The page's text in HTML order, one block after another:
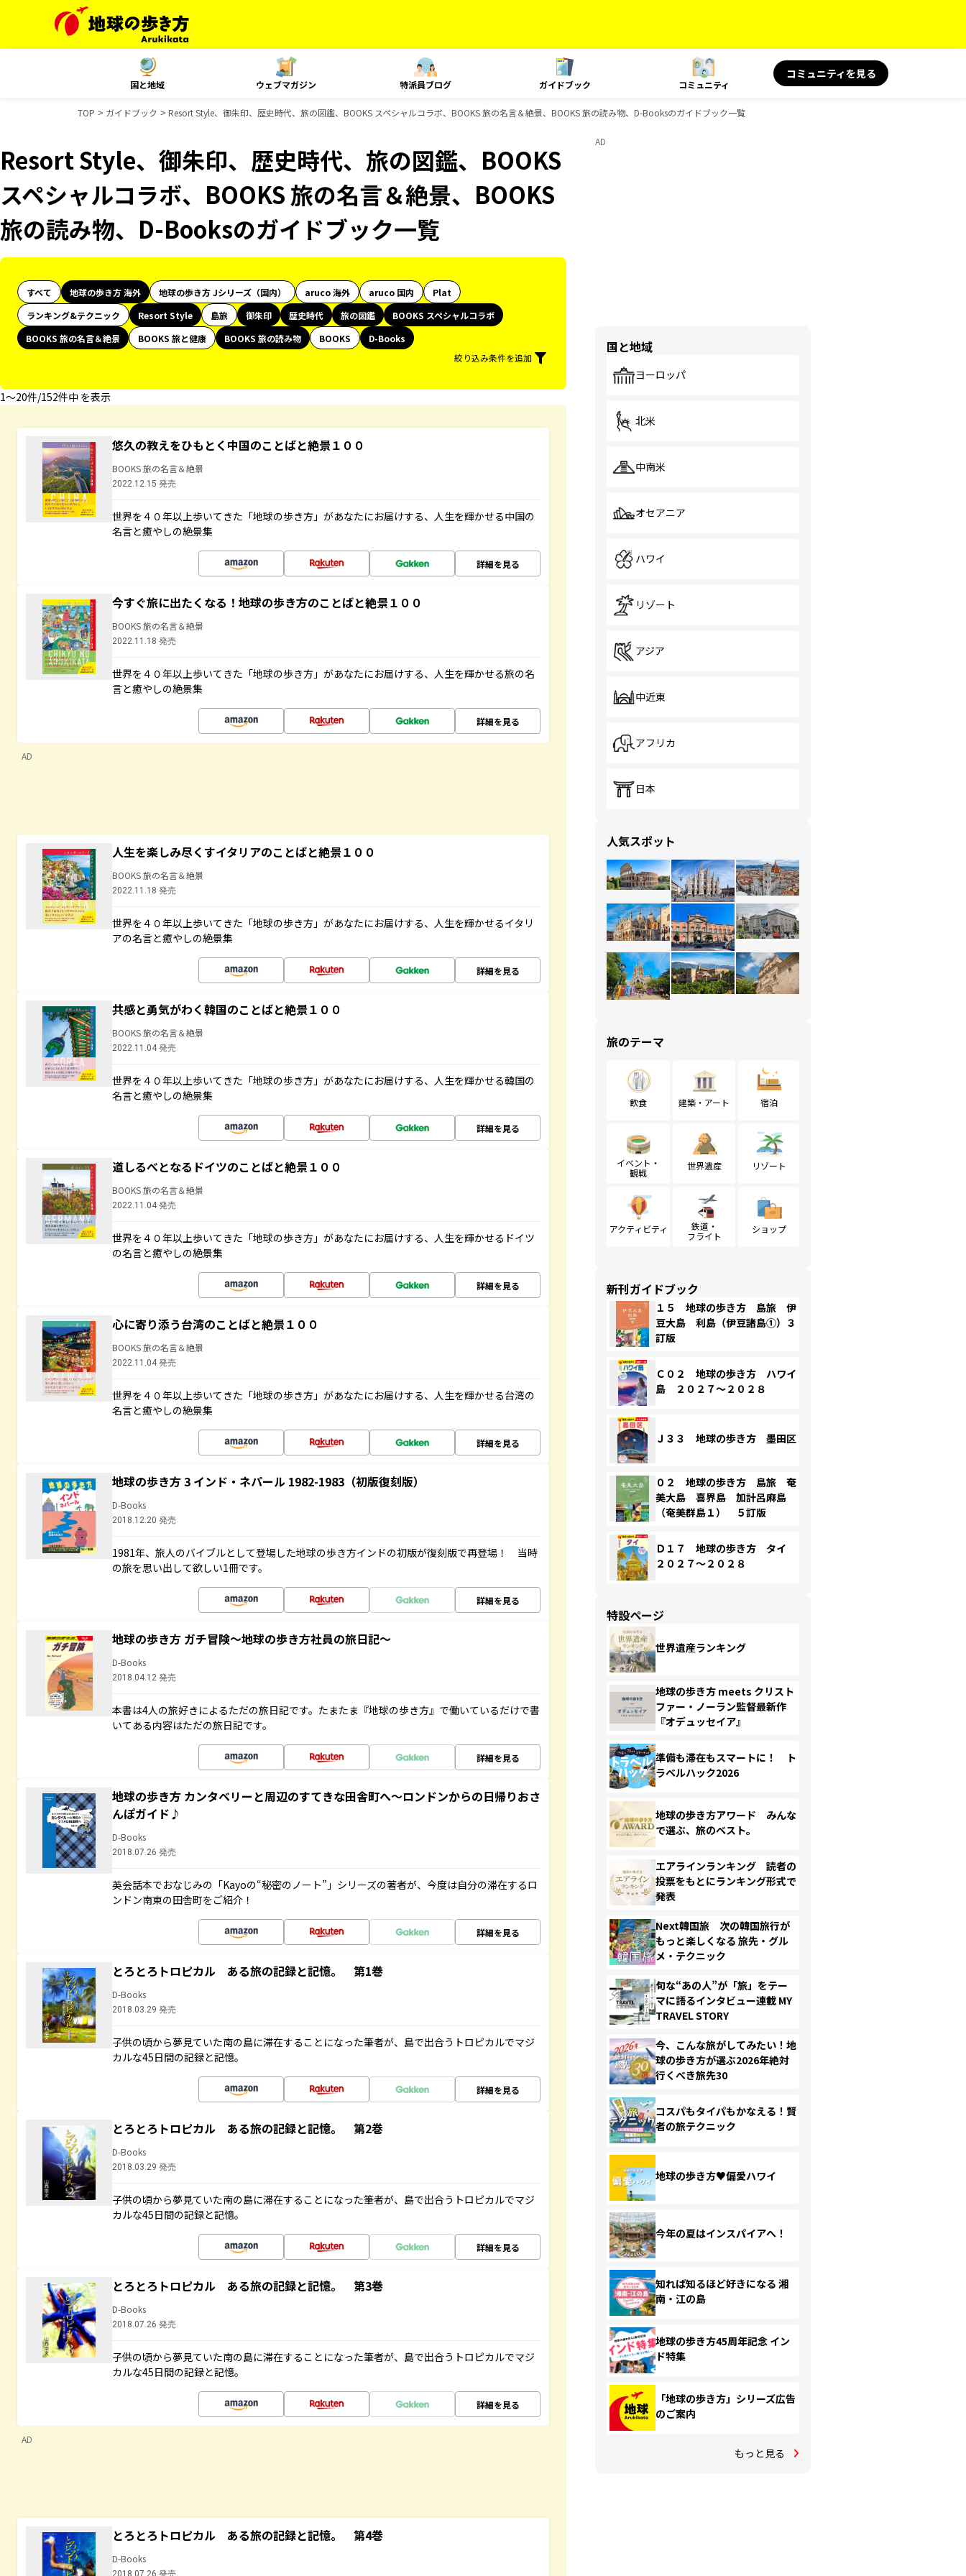
国と地域 ウェブマガジン 特派員ブログ ガイドブック コミュニティ
コミュニティを見る
TOP ガイドブック Resort Style、御朱印、歴史時代、旅の図鑑、BOOKS スペシャルコラボ、BOOKS 旅の名言＆絶景、BOOKS 旅の読み物、D-Booksのガイドブック一覧
Resort Style、御朱印、歴史時代、旅の図鑑、BOOKS
スペシャルコラボ、BOOKS 旅の名言＆絶景、BOOKS
旅の読み物、D-Booksのガイドブック一覧
すべて 地球の歩き方 海外 地球の歩き方 Jシリーズ（国内） aruco 海外 aruco 国内
Plat
ランキング&テクニック
Resort Style 島旅 御朱印 歴史時代 旅の図鑑
BOOKS スペシャルコラボ
BOOKS 旅の名言＆絶景
BOOKS 旅と健康 BOOKS 旅の読み物 BOOKS
D-Books
絞り込み条件を追加
1〜20件/152件中 を表示
悠久の教えをひもとく中国のことばと絶景１００
BOOKS 旅の名言＆絶景
2022.12.15 発売
世界を４０年以上歩いてきた「地球の歩き方」があなたにお届けする、人生を輝かせる中国の
名言と癒やしの絶景集
詳細を見る
今すぐ旅に出たくなる！地球の歩き方のことばと絶景１００
BOOKS 旅の名言＆絶景
2022.11.18 発売
世界を４０年以上歩いてきた「地球の歩き方」があなたにお届けする、人生を輝かせる旅の名
言と癒やしの絶景集
詳細を見る
AD
人生を楽しみ尽くすイタリアのことばと絶景１００
BOOKS 旅の名言＆絶景
2022.11.18 発売
世界を４０年以上歩いてきた「地球の歩き方」があなたにお届けする、人生を輝かせるイタリ
アの名言と癒やしの絶景集
詳細を見る
共感と勇気がわく韓国のことばと絶景１００
BOOKS 旅の名言＆絶景
2022.11.04 発売
世界を４０年以上歩いてきた「地球の歩き方」があなたにお届けする、人生を輝かせる韓国の
名言と癒やしの絶景集
詳細を見る
道しるべとなるドイツのことばと絶景１００
BOOKS 旅の名言＆絶景
2022.11.04 発売
世界を４０年以上歩いてきた「地球の歩き方」があなたにお届けする、人生を輝かせるドイツ
の名言と癒やしの絶景集
詳細を見る
心に寄り添う台湾のことばと絶景１００
BOOKS 旅の名言＆絶景
2022.11.04 発売
世界を４０年以上歩いてきた「地球の歩き方」があなたにお届けする、人生を輝かせる台湾の
名言と癒やしの絶景集
詳細を見る
地球の歩き方 3 インド・ネパール 1982-1983（初版復刻版）
D-Books
2018.12.20 発売
1981年、旅人のバイブルとして登場した地球の歩き方インドの初版が復刻版で再登場！ 当時
の旅を思い出して欲しい1冊です。
詳細を見る
地球の歩き方 ガチ冒険～地球の歩き方社員の旅日記～
D-Books
2018.04.12 発売
本書は4人の旅好きによるただの旅日記です。たまたま『地球の歩き方』で働いているだけで書
いてある内容はただの旅日記です。
詳細を見る
地球の歩き方 カンタベリーと周辺のすてきな田舎町へ～ロンドンからの日帰りおさ
んぽガイド♪
D-Books
2018.07.26 発売
英会話本でおなじみの「Kayoの“秘密のノート”」シリーズの著者が、今度は自分の滞在するロ
ンドン南東の田舎町をご紹介！
詳細を見る
とろとろトロピカル ある旅の記録と記憶。 第1巻
D-Books
2018.03.29 発売
子供の頃から夢見ていた南の島に滞在することになった筆者が、島で出合うトロピカルでマジ
カルな45日間の記録と記憶。
詳細を見る
とろとろトロピカル ある旅の記録と記憶。 第2巻
D-Books
2018.03.29 発売
子供の頃から夢見ていた南の島に滞在することになった筆者が、島で出合うトロピカルでマジ
カルな45日間の記録と記憶。
詳細を見る
とろとろトロピカル ある旅の記録と記憶。 第3巻
D-Books
2018.07.26 発売
子供の頃から夢見ていた南の島に滞在することになった筆者が、島で出合うトロピカルでマジ
カルな45日間の記録と記憶。
詳細を見る
AD
とろとろトロピカル ある旅の記録と記憶。 第4巻
D-Books
2018.07.26 発売
AD
国と地域
ヨーロッパ
北米
中南米
オセアニア
ハワイ
リゾート
アジア
中近東
アフリカ
日本
人気スポット
旅のテーマ
飲食 建築・アート 宿泊
イベント・
観戦
世界遺産 リゾート
アクティビティ
鉄道・
フライト
ショップ
新刊ガイドブック
１５ 地球の歩き方 島旅 伊
豆大島 利島（伊豆諸島①）３
訂版
Ｃ０２ 地球の歩き方 ハワイ
島 ２０２７～２０２８
Ｊ３３ 地球の歩き方 墨田区
０２ 地球の歩き方 島旅 奄
美大島 喜界島 加計呂麻島
（奄美群島１） ５訂版
Ｄ１７ 地球の歩き方 タイ
２０２７～２０２８
特設ページ
世界遺産ランキング
地球の歩き方 meets クリスト
ファー・ノーラン監督最新作
『オデュッセイア』
準備も滞在もスマートに！ ト
ラベルハック2026
地球の歩き方アワード みんな
で選ぶ、旅のベスト。
エアラインランキング 読者の
投票をもとにランキング形式で
発表
Next韓国旅 次の韓国旅行が
もっと楽しくなる 旅先・グル
メ・テクニック
旬な“あの人”が「旅」をテー
マに語るインタビュー連載 MY
TRAVEL STORY
今、こんな旅がしてみたい！地
球の歩き方が選ぶ2026年絶対
行くべき旅先30
コスパもタイパもかなえる！賢
者の旅テクニック
地球の歩き方♥偏愛ハワイ
今年の夏はインスパイアへ！
知れば知るほど好きになる 湘
南・江の島
地球の歩き方45周年記念 イン
ド特集
「地球の歩き方」シリーズ広告
のご案内
もっと見る